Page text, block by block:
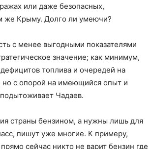
или даже безопасных,
же Крыму. Долго ли умеючи?
с менее выгодными показателями
значение; как минимум,
топлива и очередей на
с опорой на имеющийся опыт и
Чадаев.
страны бензином, а нужны лишь для
пишут уже многие. К примеру,
сейчас никто не варит бензин где